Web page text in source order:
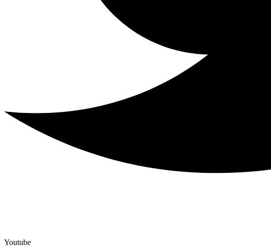
Youtube